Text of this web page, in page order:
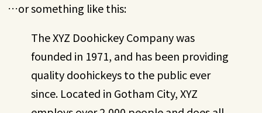
…or something like this:
The XYZ Doohickey Company was
founded in 1971, and has been providing
quality doohickeys to the public ever
since. Located in Gotham City, XYZ